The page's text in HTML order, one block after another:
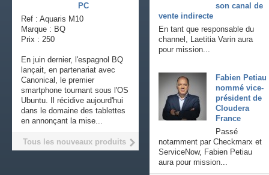
son canal de
vente indirecte
En tant que responsable du
channel, Laetitia Varin aura
pour mission...
Fabien Petiau
nommé vice-
président de
Cloudera
France
Passé
notamment par Checkmarx et
ServiceNow, Fabien Petiau
aura pour mission...
PC
Ref : Aquaris M10
Marque : BQ
Prix : 250
En juin dernier, l'espagnol BQ
lançait, en partenariat avec
Canonical, le premier
smartphone tournant sous l'OS
Ubuntu. Il récidive aujourd'hui
dans le domaine des tablettes
en annonçant la mise...
Tous les nouveaux produits